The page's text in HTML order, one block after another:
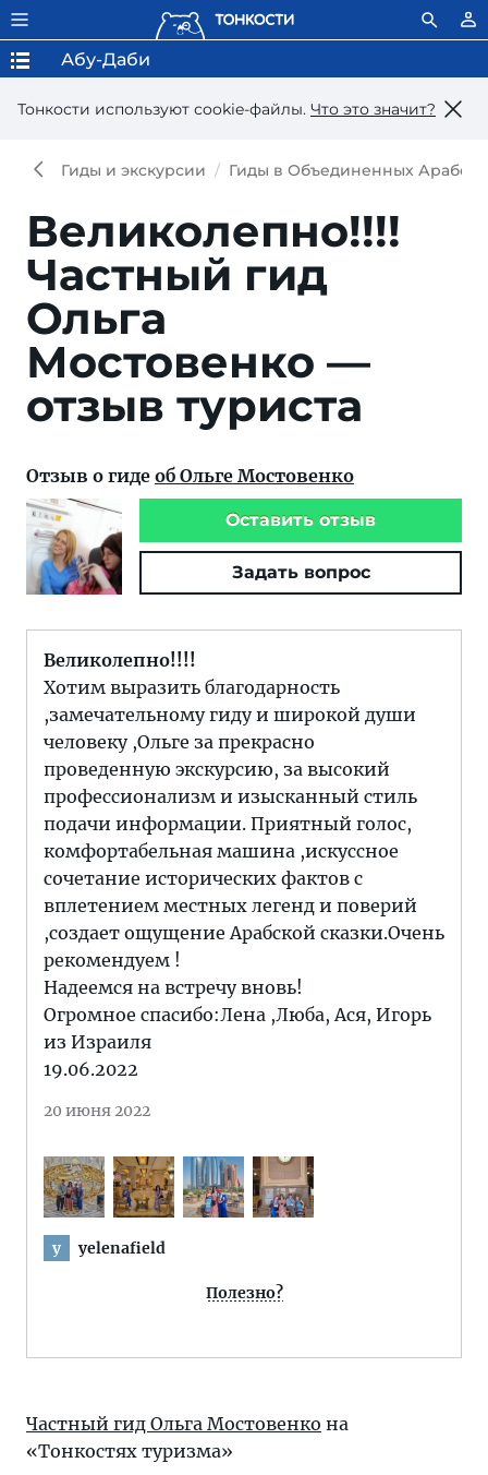
Тонкости используют сookie-файлы. Что это значит?
Абу-Даби
Гиды и экскурсии Гиды в Объединенных
Великолепно!!!!
Частный гид
Ольга
Мостовенко —
отзыв туриста
Отзыв о гиде об Ольге Мостовенко
Оставить отзыв
Задать вопрос
Великолепно!!!!
Хотим выразить благодарность
,замечательному гиду и широкой души
человеку ,Ольге за прекрасно
проведенную экскурсию, за высокий
профессионализм и изысканный стиль
подачи информации. Приятный голос,
комфортабельная машина ,искуссное
сочетание исторических фактов с
вплетением местных легенд и поверий
,создает ощущение Арабской сказки.Очень
рекомендуем !
Надеемся на встречу вновь!
Огромное спасибо:Лена ,Люба, Ася, Игорь
из Израиля
19.06.2022
20 июня 2022
y yelenafield
Полезно?
Частный гид Ольга Мостовенко на
«Тонкостях туризма»